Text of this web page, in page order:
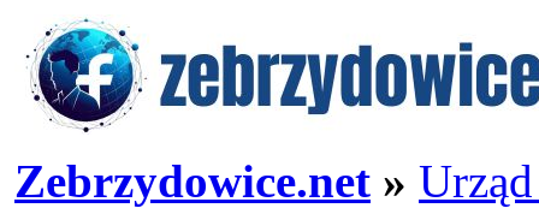
Zebrzydowice.net »